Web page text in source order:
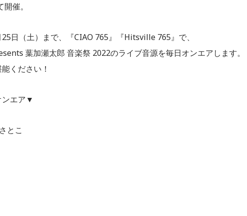
催。
日（土）まで、『CIAO 765』『Hitsville 765』で、
葉加瀬太郎 音楽祭 2022のライブ音源を毎日オンエアします。
ください！
ンエア▼
とこ